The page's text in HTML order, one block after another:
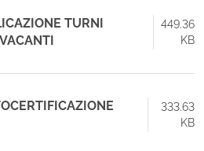
TURNI
449.36
KB
333.63
KB